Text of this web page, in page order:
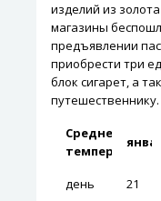
изделий из
магазины
предъявлении
приобрести три
блок сигарет, а
путешественнику.
температуры
день 21